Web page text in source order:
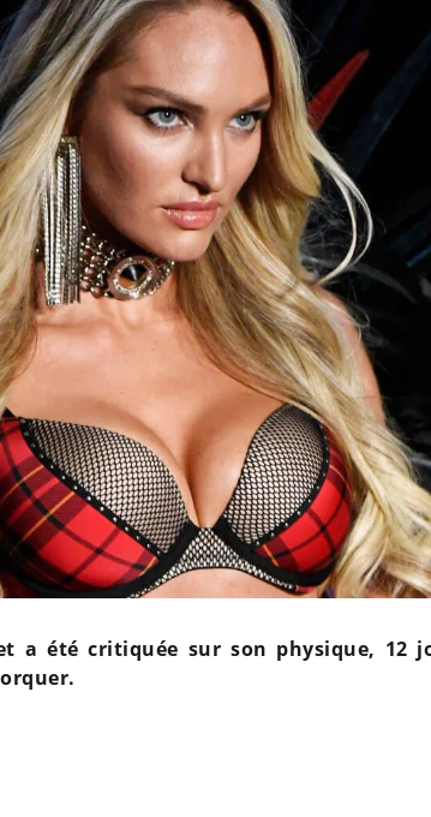
a été critiquée sur son physique, 12